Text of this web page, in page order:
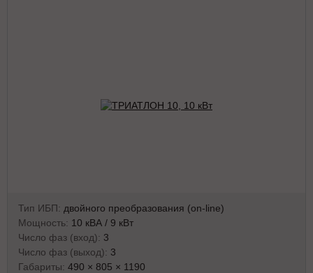
Тип ИБП: двойного преобразования (on-line)
Мощность: 10 кВА / 9 кВт
Число фаз (вход): 3
Число фаз (выход): 3
Габариты: 490 × 805 × 1190